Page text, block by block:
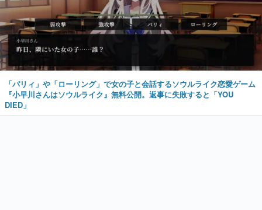
「パリィ」や「ローリング」で女の子と会話するソウルライク恋愛ゲーム
『小早川さんはソウルライク』無料公開。返事に失敗すると「YOU
DIED」